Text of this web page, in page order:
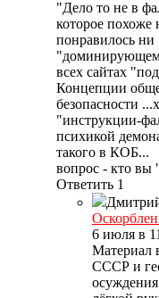
"Дело то не в
которое похоже
понравилось
всех сайтах
Концепции
безопасности
"инструкции-
психикой
такого в КОБ...
вопрос - кто вы
Ответить 1
6 июля в
Материал
СССР и